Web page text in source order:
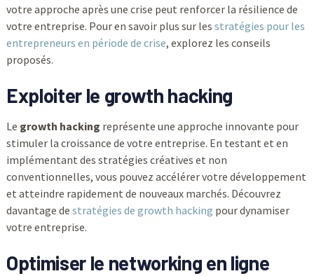
votre approche après une crise peut renforcer la résilience de
votre entreprise. Pour en savoir plus sur les stratégies pour les
entrepreneurs en période de crise, explorez les conseils
proposés.
Exploiter le growth hacking
Le growth hacking représente une approche innovante pour
stimuler la croissance de votre entreprise. En testant et en
implémentant des stratégies créatives et non
conventionnelles, vous pouvez accélérer votre développement
et atteindre rapidement de nouveaux marchés. Découvrez
davantage de stratégies de growth hacking pour dynamiser
votre entreprise.
Optimiser le networking en ligne